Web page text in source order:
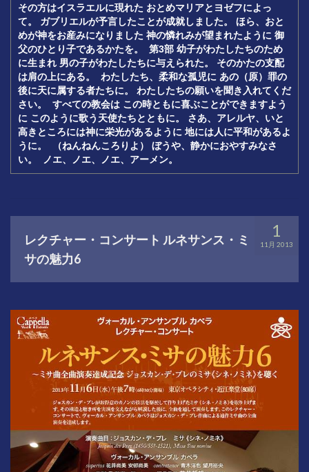
その方はイスラエルに現れた おとめマリアとヨゼフによっ
て。
ガブリエルが予言したことが成就しました。
ほら、おと
めが神をお産みになりました 神の憐れみが望まれたように 御
父のひとり子であるかたを。
第3部 幼子がわたしたちのため
に生まれ 男の子がわたしたちに与えられた。
そのかたの支配
は肩の上にある。
わたしたち、柔和な孤児に あの（原）罪の
後に天に属する者たちに。
わたしたちの願いを聞き入れてくだ
さい。
すべての教会は この時ともに喜ぶことができますよう
に このように歌う天使たちとともに。
さあ、アレルヤ、いと
高きところには神に栄光があるように 地には人に平和があるよ
うに。
（ねんねんころりよ）
ぼうや、静かにおやすみなさ
い。
ノエ、ノエ、ノエ、アーメン。
1
11月 2013
レクチャー・コンサート ルネサンス・ミ
サの魅力6